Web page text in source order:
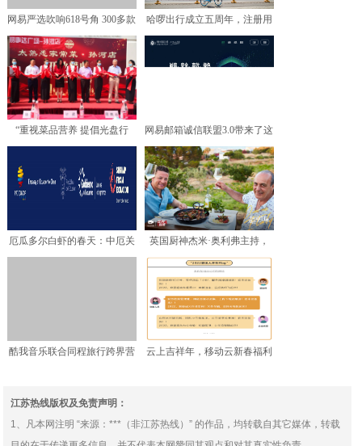
网易严选吹响618号角 300多款
爆品无套路超低
哈啰出行成立五周年，注册用
户接近5亿人
“重视菜品营养 提倡光盘行
网易邮箱诚信联盟3.0带来了这
些小惊喜
厄瓜多尔白虾的春天：中厄关
英国厨神杰米·奥利弗主持，
《杰米》系列美食纪录片
酷我音乐联合同程旅行跨界营
云上吉祥年，移动云新春福利
江苏热线版权及免责声明：
1、凡本网注明 “来源：***（非江苏热线）” 的作品，均转载自其它媒体，转载